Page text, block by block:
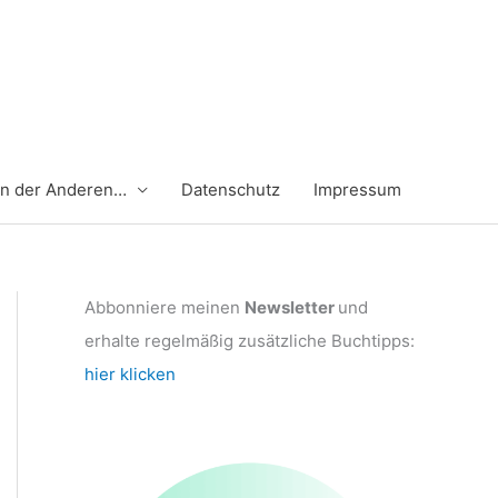
der Anderen… Datenschutz Impressum
Abbonniere meinen Newsletter und
erhalte regelmäßig zusätzliche Buchtipps:
hier klicken